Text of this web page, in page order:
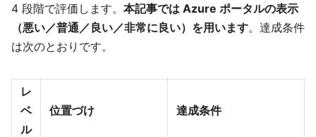
4 段階で評価します。 本記事では Azure ポータルの表示
（悪い／普通／良い／非常に良い）を用います。達成条件
は次のとおりです。
レ
ベ
ル
位置づけ 達成条件